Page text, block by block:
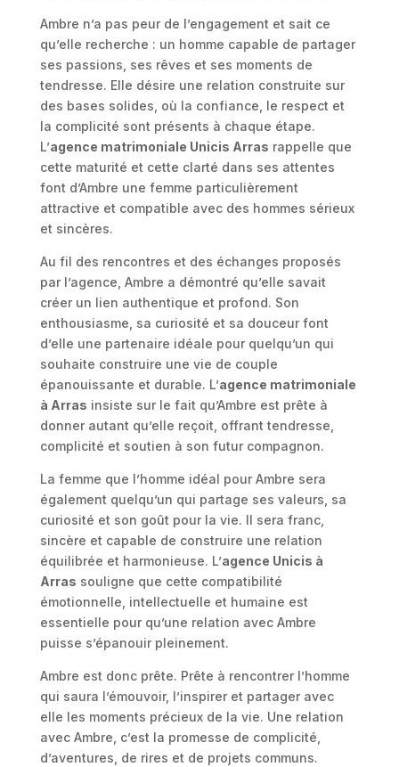
Ambre n’a pas peur de l’engagement et sait ce
qu’elle recherche : un homme capable de partager
ses passions, ses rêves et ses moments de
tendresse. Elle désire une relation construite sur
des bases solides, où la confiance, le respect et
la complicité sont présents à chaque étape.
L’agence matrimoniale Unicis Arras rappelle que
cette maturité et cette clarté dans ses attentes
font d’Ambre une femme particulièrement
attractive et compatible avec des hommes sérieux
et sincères.
Au fil des rencontres et des échanges proposés
par l’agence, Ambre a démontré qu’elle savait
créer un lien authentique et profond. Son
enthousiasme, sa curiosité et sa douceur font
d’elle une partenaire idéale pour quelqu’un qui
souhaite construire une vie de couple
épanouissante et durable. L’agence matrimoniale
à Arras insiste sur le fait qu’Ambre est prête à
donner autant qu’elle reçoit, offrant tendresse,
complicité et soutien à son futur compagnon.
La femme que l’homme idéal pour Ambre sera
également quelqu’un qui partage ses valeurs, sa
curiosité et son goût pour la vie. Il sera franc,
sincère et capable de construire une relation
équilibrée et harmonieuse. L’agence Unicis à
Arras souligne que cette compatibilité
émotionnelle, intellectuelle et humaine est
essentielle pour qu’une relation avec Ambre
puisse s’épanouir pleinement.
Ambre est donc prête. Prête à rencontrer l’homme
qui saura l’émouvoir, l’inspirer et partager avec
elle les moments précieux de la vie. Une relation
avec Ambre, c’est la promesse de complicité,
d’aventures, de rires et de projets communs.